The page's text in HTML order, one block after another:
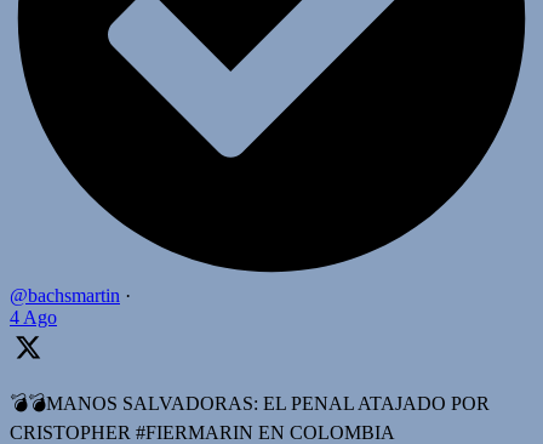
@bachsmartin ·
4 Ago
💣💣MANOS SALVADORAS: EL PENAL ATAJADO POR
CRISTOPHER #FIERMARIN EN COLOMBIA